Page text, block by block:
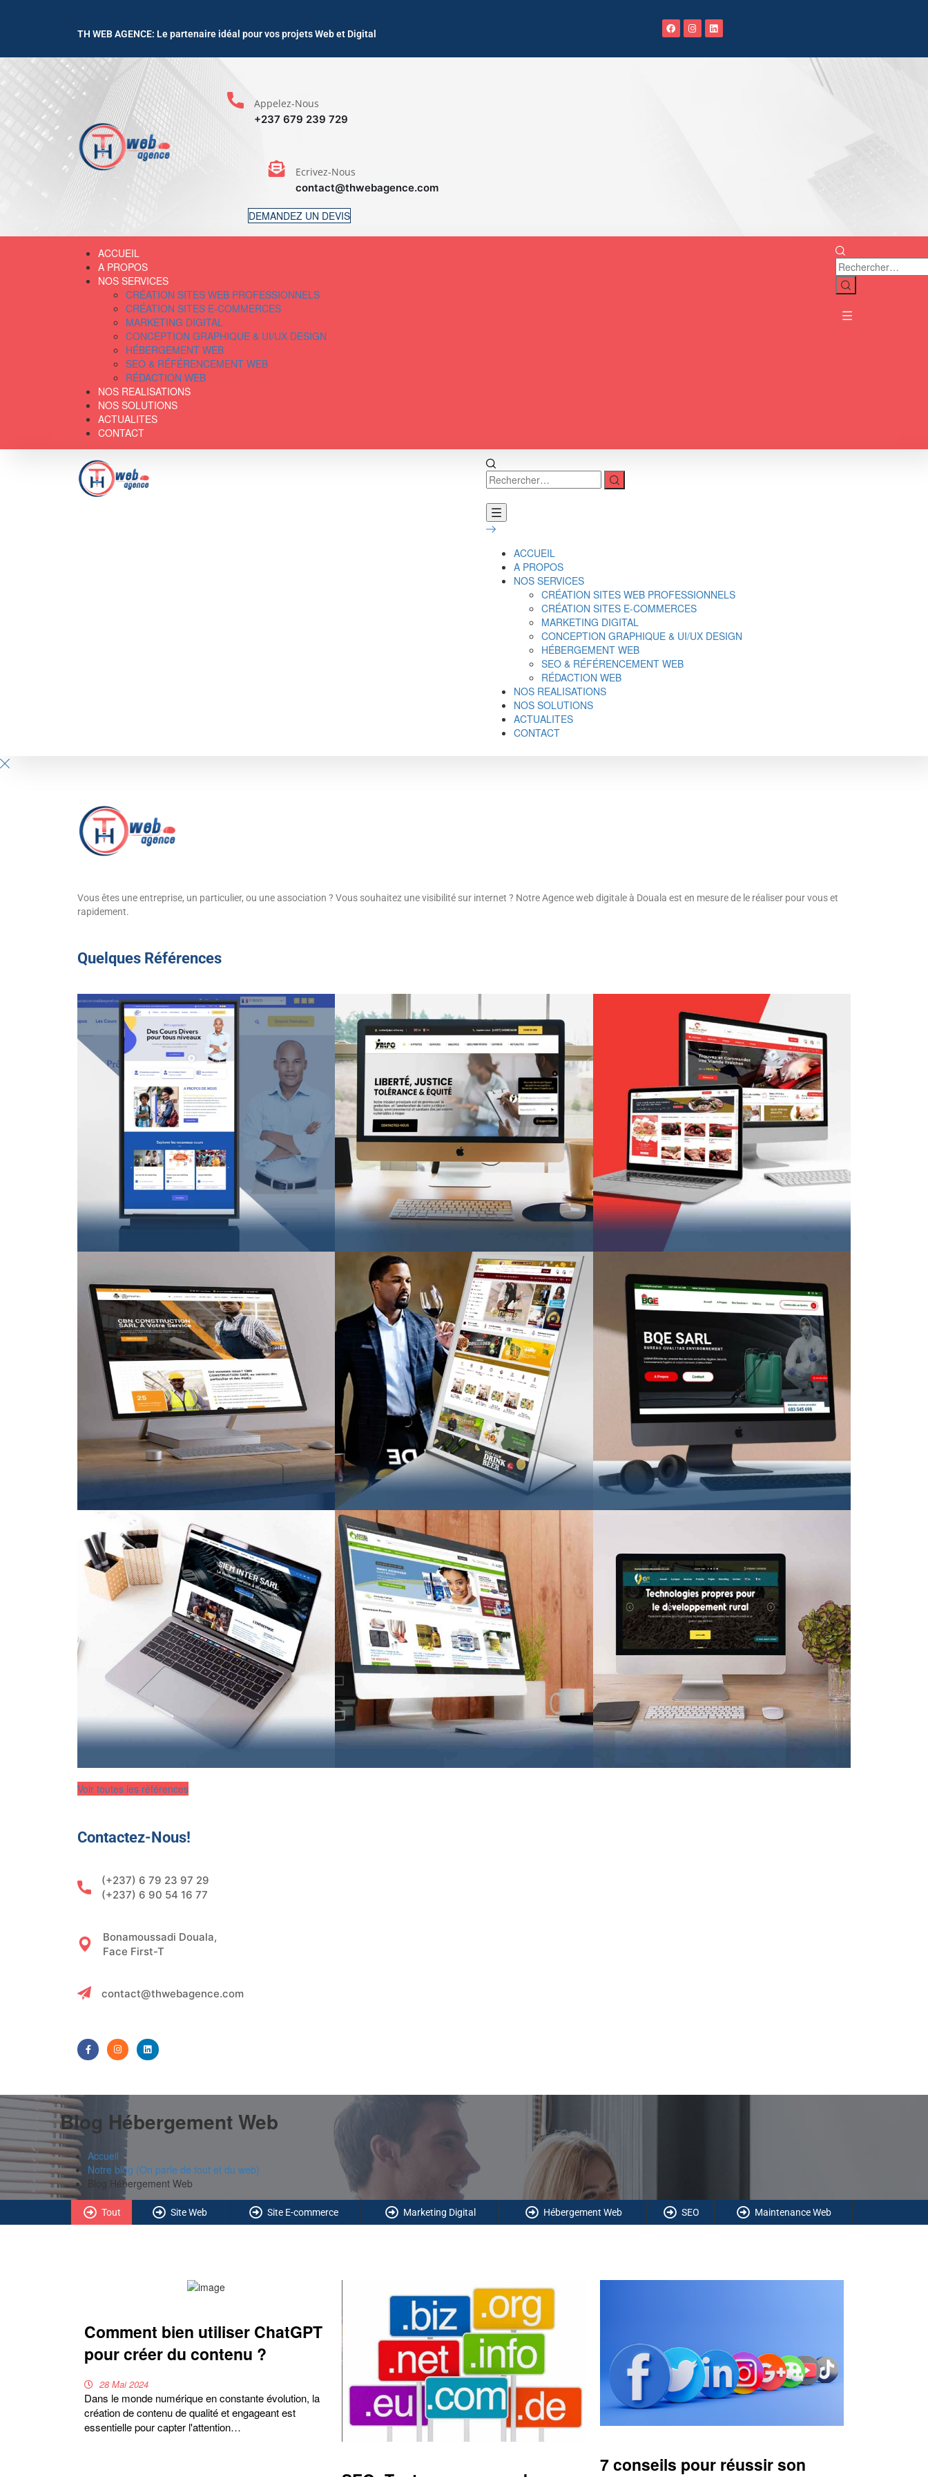
TH WEB AGENCE: Le partenaire idéal pour vos projets Web et Digital
Appelez-Nous
+237 679 239 729
Ecrivez-Nous
contact@thwebagence.com
DEMANDEZ UN DEVIS
ACCUEIL
A PROPOS
NOS SERVICES
CRÉATION SITES WEB PROFESSIONNELS
CRÉATION SITES E-COMMERCES
MARKETING DIGITAL
CONCEPTION GRAPHIQUE & UI/UX DESIGN
HÉBERGEMENT WEB
SEO & RÉFÉRENCEMENT WEB
RÉDACTION WEB
NOS REALISATIONS
NOS SOLUTIONS
ACTUALITES
CONTACT
ACCUEIL
A PROPOS
NOS SERVICES
CRÉATION SITES WEB PROFESSIONNELS
CRÉATION SITES E-COMMERCES
MARKETING DIGITAL
CONCEPTION GRAPHIQUE & UI/UX DESIGN
HÉBERGEMENT WEB
SEO & RÉFÉRENCEMENT WEB
RÉDACTION WEB
NOS REALISATIONS
NOS SOLUTIONS
ACTUALITES
CONTACT
Vous êtes une entreprise, un particulier, ou une association ? Vous souhaitez une visibilité sur internet ? Notre Agence web digitale à Douala est en mesure de le réaliser pour vous et
rapidement.
Quelques Références
Voir toutes les références
Contactez-Nous!
(+237) 6 79 23 97 29
(+237) 6 90 54 16 77
Bonamoussadi Douala,
Face First-T
contact@thwebagence.com
Blog Hébergement Web
Accueil
Notre blog (On parle de tout et du web)
Blog Hébergement Web
Tout Site Web Site E-commerce Marketing Digital Hébergement Web SEO Maintenance Web
Comment bien utiliser ChatGPT
pour créer du contenu ?
28 Mai 2024
Dans le monde numérique en constante évolution, la
création de contenu de qualité et engageant est
essentielle pour capter l'attention…
7 conseils pour réussir son